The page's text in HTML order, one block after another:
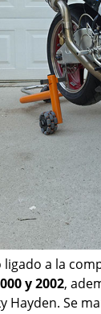
a la
y 2002,
Hayden. Se